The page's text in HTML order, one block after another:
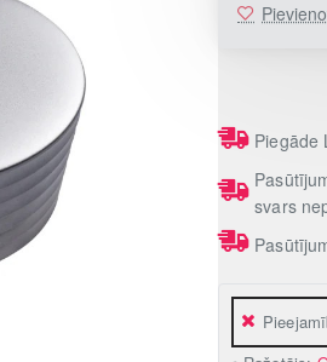
Piegāde
svars